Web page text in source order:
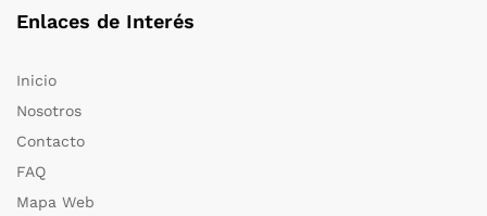
Enlaces de Interés
Inicio
Nosotros
Contacto
FAQ
Mapa Web